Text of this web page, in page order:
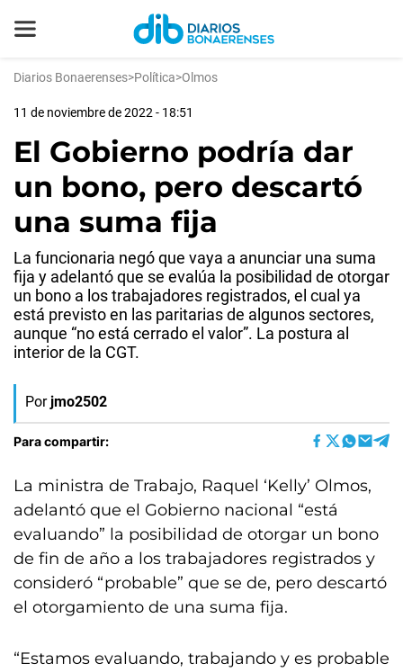
Diarios Bonaerenses>Política>Olmos
11 de noviembre de 2022 - 18:51
El Gobierno podría dar
un bono, pero descartó
una suma fija
La funcionaria negó que vaya a anunciar una suma
fija y adelantó que se evalúa la posibilidad de otorgar
un bono a los trabajadores registrados, el cual ya
está previsto en las paritarias de algunos sectores,
aunque “no está cerrado el valor”. La postura al
interior de la CGT.
Por jmo2502
Para compartir:
La ministra de Trabajo, Raquel ‘Kelly’ Olmos,
adelantó que el Gobierno nacional “está
evaluando” la posibilidad de otorgar un bono
de fin de año a los trabajadores registrados y
consideró “probable” que se de, pero descartó
el otorgamiento de una suma fija.
“Estamos evaluando, trabajando y es probable